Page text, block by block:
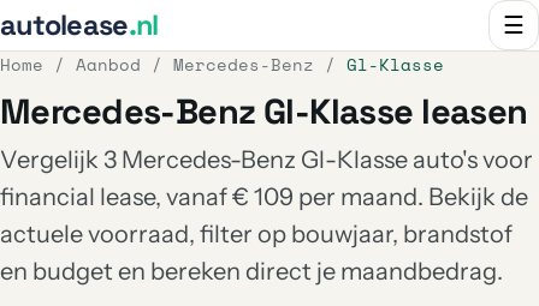
autolease.nl ☰
Home / Aanbod / Mercedes-Benz / Gl-Klasse
Mercedes-Benz Gl-Klasse leasen
Vergelijk 3 Mercedes-Benz Gl-Klasse auto's voor
financial lease, vanaf € 109 per maand. Bekijk de
actuele voorraad, filter op bouwjaar, brandstof
en budget en bereken direct je maandbedrag.